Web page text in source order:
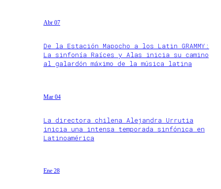
Abr 07
De la Estación Mapocho a los Latin GRAMMY:
La sinfonía Raíces y Alas inicia su camino
al galardón máximo de la música latina
Mar 04
La directora chilena Alejandra Urrutia
inicia una intensa temporada sinfónica en
Latinoamérica
Ene 28